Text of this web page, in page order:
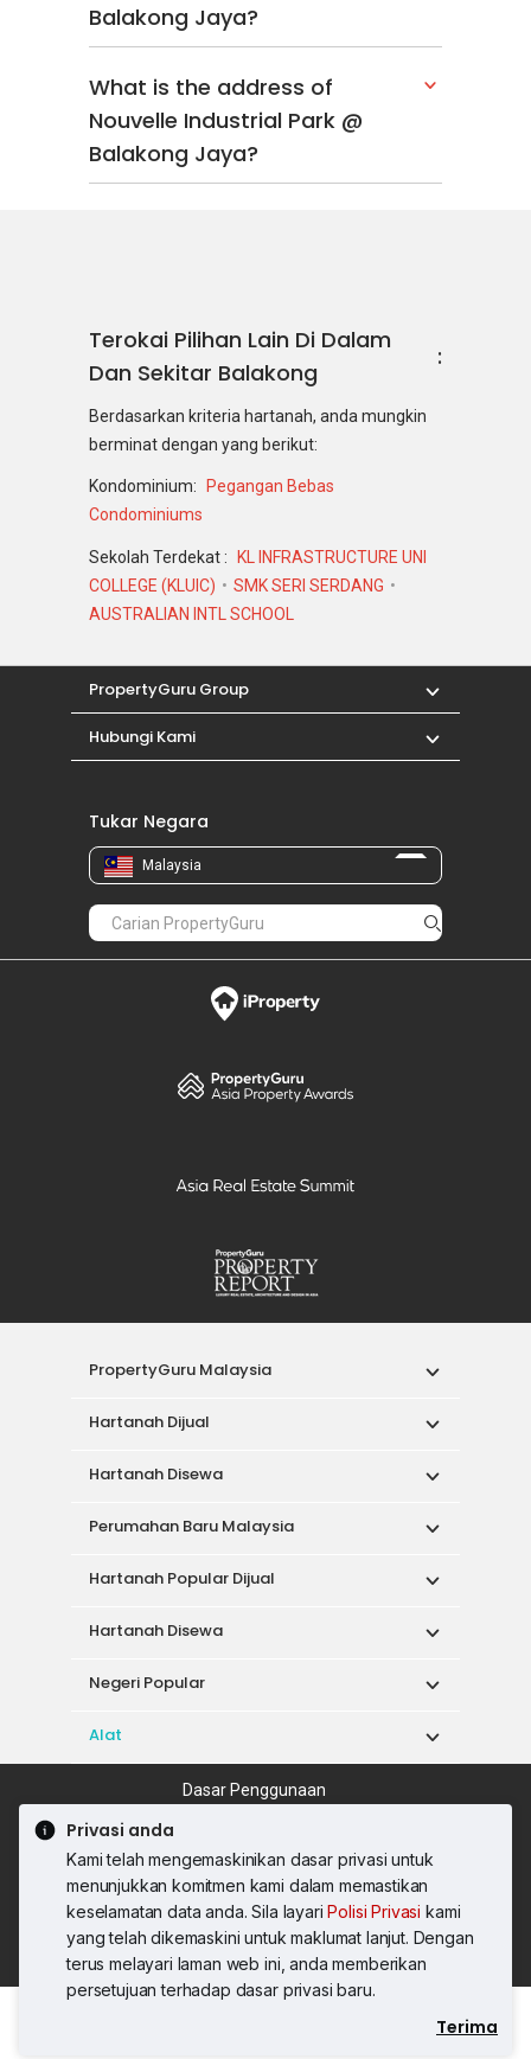
Privasi anda
Kami telah mengemaskinikan dasar privasi untuk
menunjukkan komitmen kami dalam memastikan
keselamatan data anda. Sila layariPolisi Privasi kami
yang telah dikemaskini untuk maklumat lanjut. Dengan
terus melayari laman web ini, anda memberikan
persetujuan terhadap dasar privasi baru.
Terima
Balakong Jaya?
What is the address of
Nouvelle Industrial Park @
Balakong Jaya?
Terokai Pilihan Lain Di Dalam
Dan Sekitar Balakong
Berdasarkan kriteria hartanah, anda mungkin
berminat dengan yang berikut:
Kondominium:
Pegangan Bebas
Condominiums
Sekolah Terdekat : KL INFRASTRUCTURE UNI
COLLEGE (KLUIC)
SMK SERI SERDANG
AUSTRALIAN INTL SCHOOL
PropertyGuru Group
Hubungi Kami
Tukar Negara
Malaysia
PropertyGuru Malaysia
Hartanah Dijual
Hartanah Disewa
Perumahan Baru Malaysia
Hartanah Popular Dijual
Hartanah Disewa
Negeri Popular
Alat
Dasar Penggunaan
Syarat Perkhidmatan
© 2026 PropertyGuru International (Malaysia)
Sdn. Bhd.
201001036744 (920667-W) Semua hak
terpelihara